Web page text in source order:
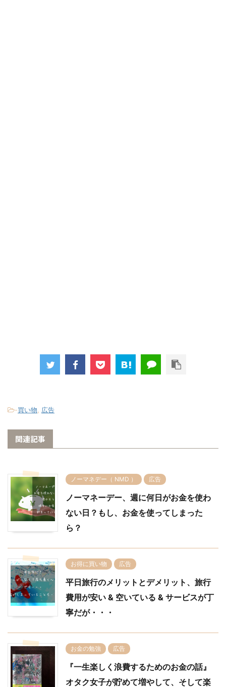
-買い物, 広告
関連記事
ノーマネデー（ NMD ） 広告
ノーマネーデー、週に何日がお金を使わ
ない日？もし、お金を使ってしまった
ら？
お得に買い物 広告
平日旅行のメリットとデメリット、旅行
費用が安い & 空いている & サービスが丁
寧だが・・・
お金の勉強 広告
『一生楽しく浪費するためのお金の話』
オタク女子が貯めて増やして、そして楽